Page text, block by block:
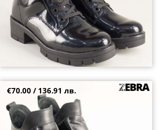
Ежедневни дамски кларкове в комбинация от
кожа и велур в черен цвят 0461211vch
€70.00 / 136.91 лв.